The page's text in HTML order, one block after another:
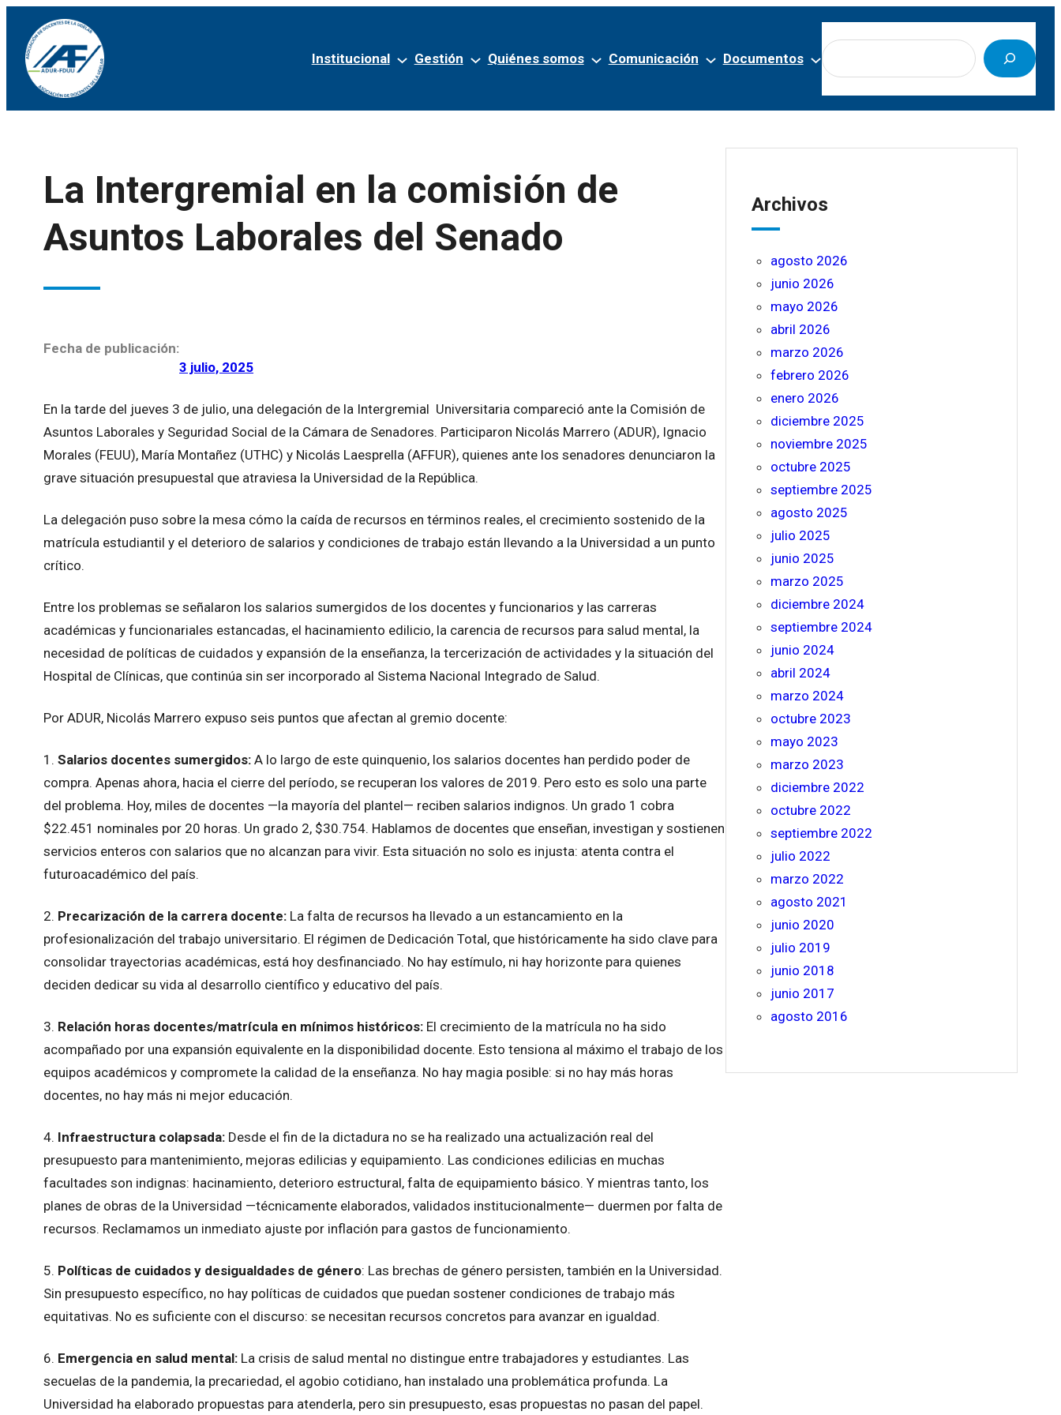
Institucional Gestión Quiénes somos Comunicación Documentos
Buscar
La Intergremial en la comisión de
Asuntos Laborales del Senado
Fecha de publicación:
3 julio, 2025
En la tarde del jueves 3 de julio, una delegación de la Intergremial Universitaria compareció ante la Comisión de
Asuntos Laborales y Seguridad Social de la Cámara de Senadores. Participaron Nicolás Marrero (ADUR), Ignacio
Morales (FEUU), María Montañez (UTHC) y Nicolás Laesprella (AFFUR), quienes ante los senadores denunciaron la
grave situación presupuestal que atraviesa la Universidad de la República.
La delegación puso sobre la mesa cómo la caída de recursos en términos reales, el crecimiento sostenido de la
matrícula estudiantil y el deterioro de salarios y condiciones de trabajo están llevando a la Universidad a un punto
crítico.
Entre los problemas se señalaron los salarios sumergidos de los docentes y funcionarios y las carreras
académicas y funcionariales estancadas, el hacinamiento edilicio, la carencia de recursos para salud mental, la
necesidad de políticas de cuidados y expansión de la enseñanza, la tercerización de actividades y la situación del
Hospital de Clínicas, que continúa sin ser incorporado al Sistema Nacional Integrado de Salud.
Por ADUR, Nicolás Marrero expuso seis puntos que afectan al gremio docente:
1.Salarios docentes sumergidos:A lo largo de este quinquenio, los salarios docentes han perdido poder de
compra. Apenas ahora, hacia el cierre del período, se recuperan los valores de 2019. Pero esto es solo una parte
del problema. Hoy, miles de docentes —la mayoría del plantel— reciben salarios indignos. Un grado 1 cobra
$22.451 nominales por 20 horas. Un grado 2, $30.754. Hablamos de docentes que enseñan, investigan y sostienen
servicios enteros con salarios que no alcanzan para vivir. Esta situación no solo es injusta: atenta contra el
futuroacadémico del país.
2. Precarización de la carrera docente: La falta de recursos ha llevado a un estancamiento en la
profesionalización del trabajo universitario. El régimen de Dedicación Total, que históricamente ha sido clave para
consolidar trayectorias académicas, está hoy desfinanciado. No hay estímulo, ni hay horizonte para quienes
deciden dedicar su vida al desarrollo científico y educativo del país.
3. Relación horas docentes/matrícula en mínimos históricos: El crecimiento de la matrícula no ha sido
acompañado por una expansión equivalente en la disponibilidad docente. Esto tensiona al máximo el trabajo de los
equipos académicos y compromete la calidad de la enseñanza. No hay magia posible: si no hay más horas
docentes, no hay más ni mejor educación.
4. Infraestructura colapsada: Desde el fin de la dictadura no se ha realizado una actualización real del
presupuesto para mantenimiento, mejoras edilicias y equipamiento. Las condiciones edilicias en muchas
facultades son indignas: hacinamiento, deterioro estructural, falta de equipamiento básico. Y mientras tanto, los
planes de obras de la Universidad —técnicamente elaborados, validados institucionalmente— duermen por falta de
recursos. Reclamamos un inmediato ajuste por inflación para gastos de funcionamiento.
5. Políticas de cuidados y desigualdades de género: Las brechas de género persisten, también en la Universidad.
Sin presupuesto específico, no hay políticas de cuidados que puedan sostener condiciones de trabajo más
equitativas. No es suficiente con el discurso: se necesitan recursos concretos para avanzar en igualdad.
6. Emergencia en salud mental: La crisis de salud mental no distingue entre trabajadores y estudiantes. Las
secuelas de la pandemia, la precariedad, el agobio cotidiano, han instalado una problemática profunda. La
Universidad ha elaborado propuestas para atenderla, pero sin presupuesto, esas propuestas no pasan del papel.
Archivos
agosto 2026
junio 2026
mayo 2026
abril 2026
marzo 2026
febrero 2026
enero 2026
diciembre 2025
noviembre 2025
octubre 2025
septiembre 2025
agosto 2025
julio 2025
junio 2025
marzo 2025
diciembre 2024
septiembre 2024
junio 2024
abril 2024
marzo 2024
octubre 2023
mayo 2023
marzo 2023
diciembre 2022
octubre 2022
septiembre 2022
julio 2022
marzo 2022
agosto 2021
junio 2020
julio 2019
junio 2018
junio 2017
agosto 2016